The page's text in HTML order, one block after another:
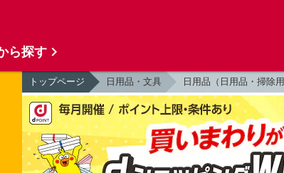
トップページ 日用品・文具 日用品（日用品・掃除
ら探す